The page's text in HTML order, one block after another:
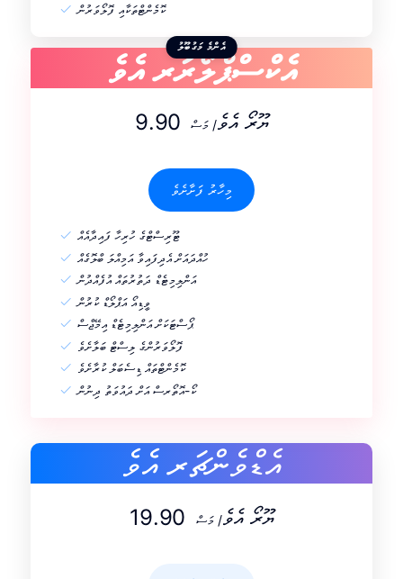
ކޮމެންޓްތަކާއި ފޮލޯވަރުން
އެންމެ މަގުބޫލު
އެކްސްޕްލޯރަރ އެވެ
9.90 ޔޫރޯ އެވެ/ މަސް
މިހާރު ފަށާށެވެ
ޓޫރިސްޓްގެ ހުރިހާ ފައިދާއެއް
ހުއްދައަށް އެދިފައިވާ އަމިއްލަ ބްލޮގެއް
އަންލިމިޓެޑް ދަތުރުތައް އުފެއްދުން
ވީޑިއޯ އަޕްލޯޑް ކުރުން
ޕޯސްޓަކަށް އަންލިމިޓެޑް އިމޭޖްސް
ފޮލޯވަރުންގެ ލިސްޓް ބަލާށެވެ
ކޮމެންޓްތައް ޑިސެބަލް ކުރާށެވެ
ކޯ-އޮތޯރސް އަށް ދައުވަތު ދިނުން
އެޑްވެންޗަރ އެވެ
19.90 ޔޫރޯ އެވެ/ މަސް